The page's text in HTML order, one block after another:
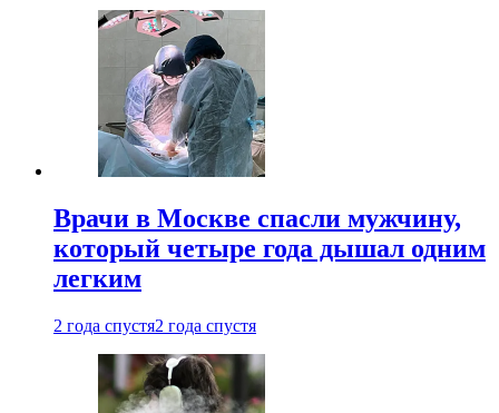
Врачи в Москве спасли мужчину,
который четыре года дышал одним
легким
2 года спустя2 года спустя